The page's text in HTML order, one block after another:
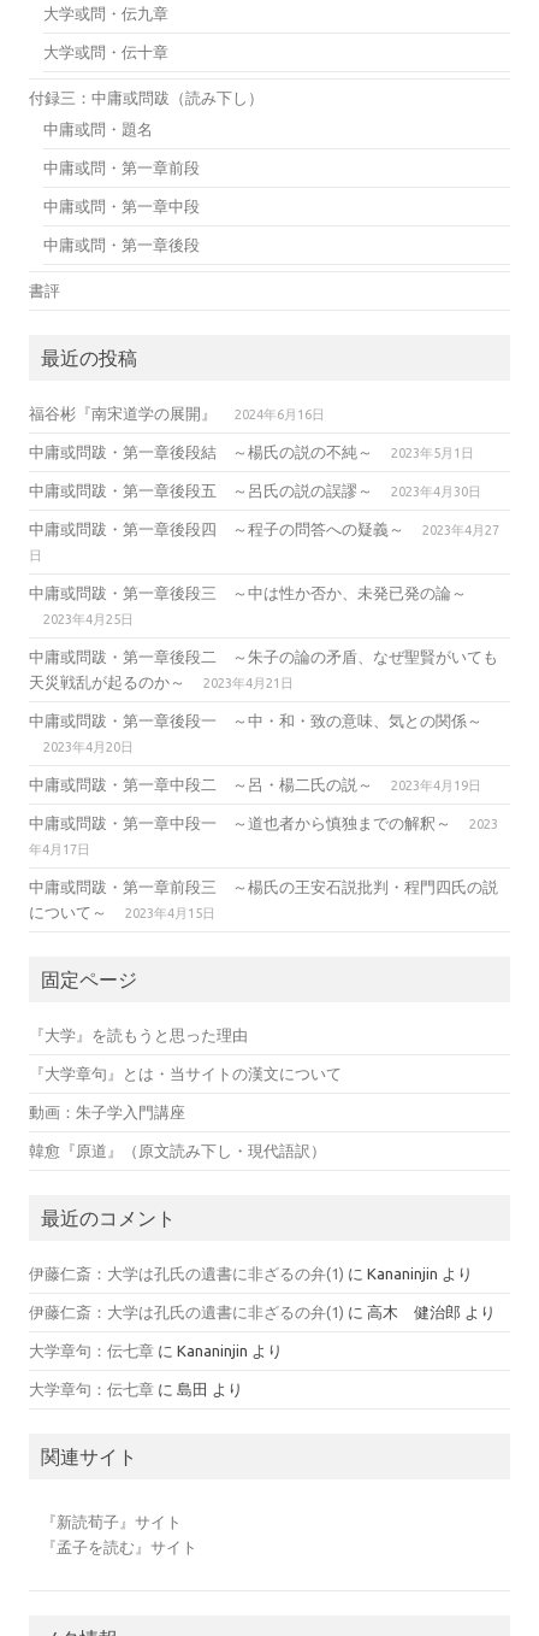
大学或問・伝九章
大学或問・伝十章
付録三：中庸或問跋（読み下し）
中庸或問・題名
中庸或問・第一章前段
中庸或問・第一章中段
中庸或問・第一章後段
書評
最近の投稿
福谷彬『南宋道学の展開』 2024年6月16日
中庸或問跋・第一章後段結 ～楊氏の説の不純～ 2023年5月1日
中庸或問跋・第一章後段五 ～呂氏の説の誤謬～ 2023年4月30日
中庸或問跋・第一章後段四 ～程子の問答への疑義～
2023年4月27
日
中庸或問跋・第一章後段三 ～中は性か否か、未発已発の論～
2023年4月25日
中庸或問跋・第一章後段二 ～朱子の論の矛盾、なぜ聖賢がいても
天災戦乱が起るのか～
2023年4月21日
中庸或問跋・第一章後段一 ～中・和・致の意味、気との関係～
2023年4月20日
中庸或問跋・第一章中段二 ～呂・楊二氏の説～ 2023年4月19日
中庸或問跋・第一章中段一 ～道也者から慎独までの解釈～
2023
年4月17日
中庸或問跋・第一章前段三 ～楊氏の王安石説批判・程門四氏の説
について～
2023年4月15日
固定ページ
『大学』を読もうと思った理由
『大学章句』とは・当サイトの漢文について
動画：朱子学入門講座
韓愈『原道』（原文読み下し・現代語訳）
最近のコメント
伊藤仁斎：大学は孔氏の遺書に非ざるの弁(1) に Kananinjin より
伊藤仁斎：大学は孔氏の遺書に非ざるの弁(1) に 高木 健治郎 より
大学章句：伝七章 に Kananinjin より
大学章句：伝七章 に 島田 より
関連サイト
『新読荀子』サイト
『孟子を読む』サイト